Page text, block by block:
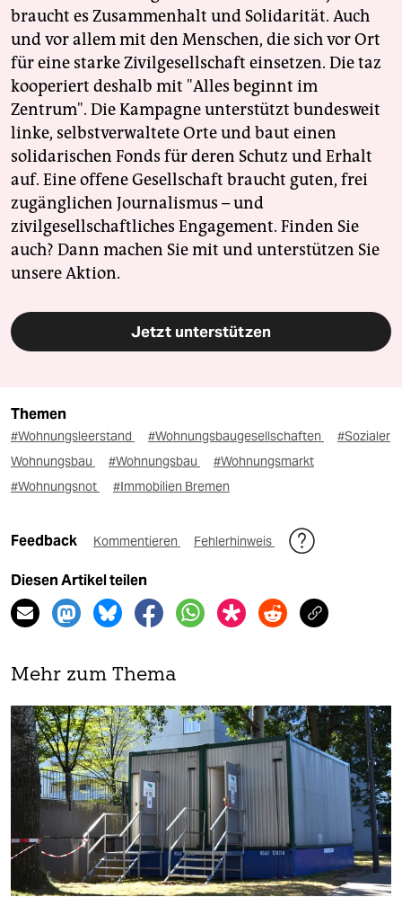
braucht es Zusammenhalt und Solidarität. Auch
und vor allem mit den Menschen, die sich vor Ort
für eine starke Zivilgesellschaft einsetzen. Die taz
kooperiert deshalb mit "Alles beginnt im
Zentrum". Die Kampagne unterstützt bundesweit
linke, selbstverwaltete Orte und baut einen
solidarischen Fonds für deren Schutz und Erhalt
auf. Eine offene Gesellschaft braucht guten, frei
zugänglichen Journalismus – und
zivilgesellschaftliches Engagement. Finden Sie
auch? Dann machen Sie mit und unterstützen Sie
unsere Aktion.
Jetzt unterstützen
Themen
#Wohnungsleerstand #Wohnungsbaugesellschaften
#Sozialer
Wohnungsbau
#Wohnungsbau
#Wohnungsmarkt
#Wohnungsnot
#Immobilien Bremen
Feedback Kommentieren Fehlerhinweis
Diesen Artikel teilen
Mehr zum Thema